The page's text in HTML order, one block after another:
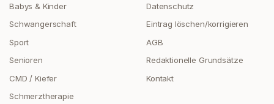
Babys & Kinder
Schwangerschaft
Sport
Senioren
CMD / Kiefer
Schmerztherapie
Datenschutz
Eintrag löschen/korrigieren
AGB
Redaktionelle Grundsätze
Kontakt